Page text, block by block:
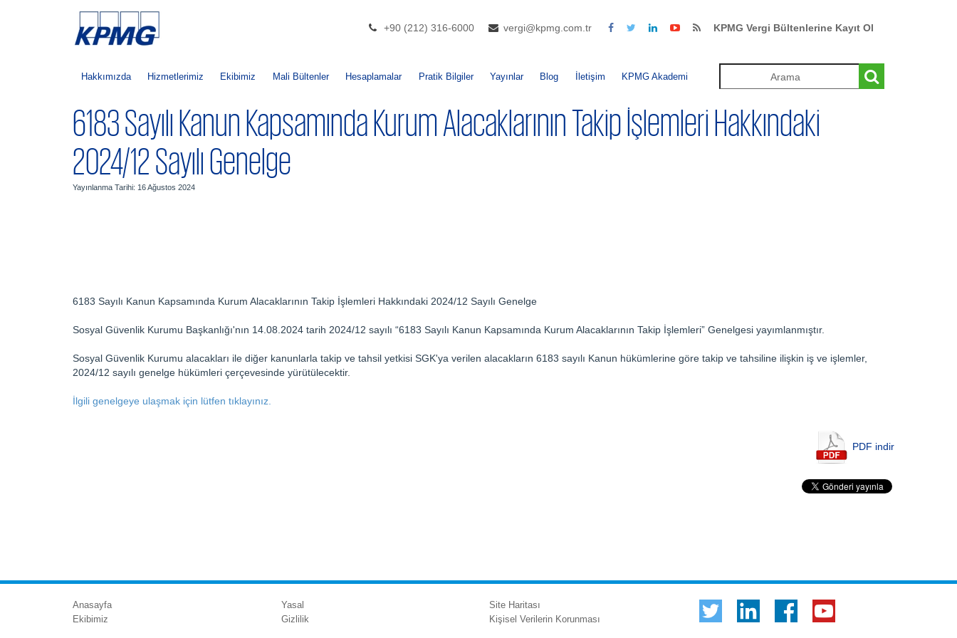
+90 (212) 316-6000 vergi@kpmg.com.tr KPMG Vergi Bültenlerine Kayıt Ol
Hakkımızda Hizmetlerimiz Ekibimiz Mali Bültenler Hesaplamalar Pratik Bilgiler Yayınlar Blog İletişim KPMG Akademi
6183 Sayılı Kanun Kapsamında Kurum Alacaklarının Takip İşlemleri Hakkındaki
2024/12 Sayılı Genelge
Yayınlanma Tarihi: 16 Ağustos 2024
6183 Sayılı Kanun Kapsamında Kurum Alacaklarının Takip İşlemleri Hakkındaki 2024/12 Sayılı Genelge
Sosyal Güvenlik Kurumu Başkanlığı'nın 14.08.2024 tarih 2024/12 sayılı “6183 Sayılı Kanun Kapsamında Kurum Alacaklarının Takip İşlemleri” Genelgesi yayımlanmıştır.
Sosyal Güvenlik Kurumu alacakları ile diğer kanunlarla takip ve tahsil yetkisi SGK'ya verilen alacakların 6183 sayılı Kanun hükümlerine göre takip ve tahsiline ilişkin iş ve işlemler,
2024/12 sayılı genelge hükümleri çerçevesinde yürütülecektir.
İlgili genelgeye ulaşmak için lütfen tıklayınız.
PDF indir
Anasayfa
Ekibimiz
Yasal
Gizlilik
Site Haritası
Kişisel Verilerin Korunması